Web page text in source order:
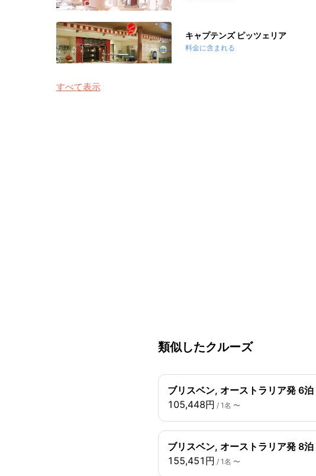
キャプテンズ ピッツェリア
料金に含まれる
すべて表示
類似したクルーズ
ブリスベン, オーストラリア発 6泊
105,448円 / 1名 〜
ブリスベン, オーストラリア発 8泊
155,451円 / 1名 〜